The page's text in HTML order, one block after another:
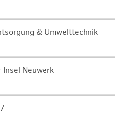
& Umwelttechnik
Insel Neuwerk